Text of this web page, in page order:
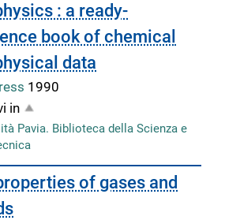
: a ready-
book of chemical
data
1990
in
Pavia. Biblioteca della Scienza e
of gases and